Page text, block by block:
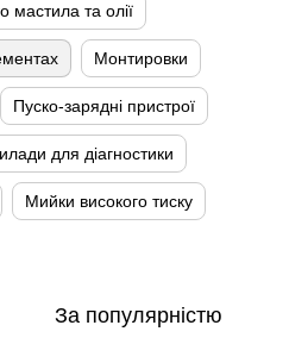
мастила та олії
Монтировки
Пуско-зарядні пристрої
для діагностики
Мийки високого тиску
За популярністю